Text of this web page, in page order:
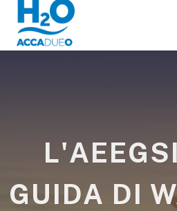
GUIDA DI